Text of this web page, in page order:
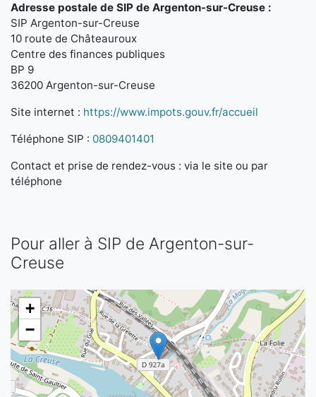
Adresse postale de SIP de Argenton-sur-Creuse :
SIP Argenton-sur-Creuse
10 route de Châteauroux
Centre des finances publiques
BP 9
36200 Argenton-sur-Creuse
Site internet : https://www.impots.gouv.fr/accueil
Téléphone SIP : 0809401401
Contact et prise de rendez-vous : via le site ou par
téléphone
Pour aller à SIP de Argenton-sur-
Creuse
+
−